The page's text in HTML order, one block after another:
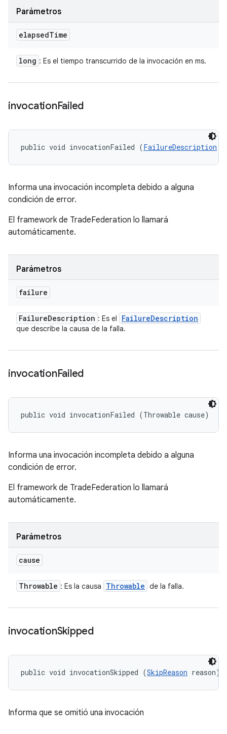
Parámetros
elapsedTime
long : Es el tiempo transcurrido de la invocación en ms.
invocationFailed
public void invocationFailed (FailureDescription
Informa una invocación incompleta debido a alguna
condición de error.
El framework de TradeFederation lo llamará
automáticamente.
Parámetros
failure
FailureDescription : Es el FailureDescription
que describe la causa de la falla.
invocationFailed
public void invocationFailed (Throwable cause)
Informa una invocación incompleta debido a alguna
condición de error.
El framework de TradeFederation lo llamará
automáticamente.
Parámetros
cause
Throwable : Es la causa Throwable de la falla.
invocationSkipped
public void invocationSkipped (SkipReason reason)
Informa que se omitió una invocación